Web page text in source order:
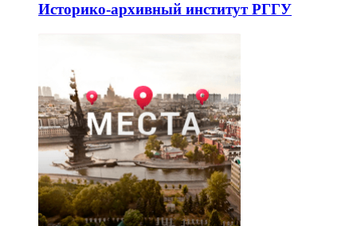
Историко-архивный институт РГГУ